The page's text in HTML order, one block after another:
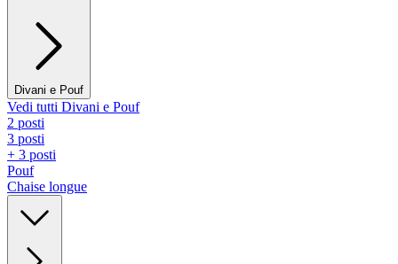
Divani e Pouf
Vedi tutti Divani e Pouf
2 posti
3 posti
+ 3 posti
Pouf
Chaise longue